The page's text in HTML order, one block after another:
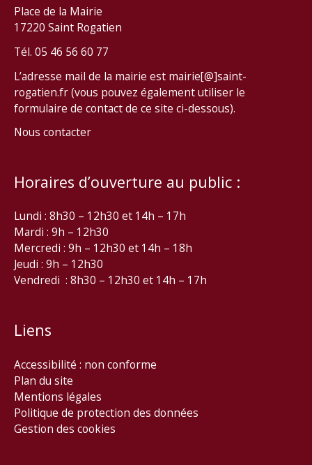
Place de la Mairie
17220 Saint Rogatien
Tél. 05 46 56 60 77
L’adresse mail de la mairie est mairie[@]saint-
rogatien.fr (vous pouvez également utiliser le
formulaire de contact de ce site ci-dessous).
Nous contacter
Horaires d’ouverture au public :
Lundi : 8h30 – 12h30 et 14h – 17h
Mardi : 9h – 12h30
Mercredi : 9h – 12h30 et 14h – 18h
Jeudi : 9h – 12h30
Vendredi : 8h30 – 12h30 et 14h – 17h
Liens
Accessibilité : non conforme
Plan du site
Mentions légales
Politique de protection des données
Gestion des cookies